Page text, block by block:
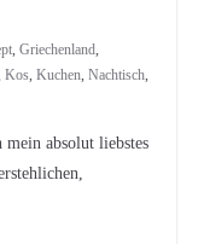
, Griechenland,
Kos, Kuchen, Nachtisch,
absolut liebstes